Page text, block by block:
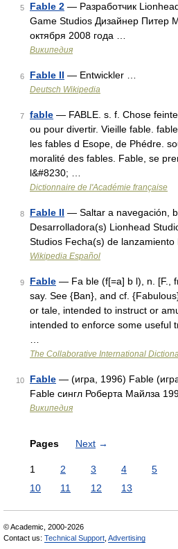
5 Fable 2 — Разработчик
Game Studios Дизайнер Питер
октября 2008 года …
Википедия
6 Fable II — Entwickler …
Deutsch Wikipedia
7 fable — FABLE. s. f. Chose
ou pour divertir. Vieille fable.
les fables d Esope, de Phédre.
moralité des fables. Fable, se
l&#8230; …
Dictionnaire de l'Académie française
8 Fable II — Saltar a navegación,
Desarrolladora(s) Lionhead
Studios Fecha(s) de lanzamiento
Wikipedia Español
9 Fable — Fa ble (f[=a] b l), n. [F.,
say. See {Ban}, and cf.
or tale, intended to instruct or
intended to enforce some useful
The Collaborative International
10 Fable — (игра, 1996) Fable
Fable сингл Роберта Майлза
Википедия
Pages Next →
1 2 3 4 5
10
11 12 13
© Academic, 2000-2026
Contact us: Technical Support Advertising